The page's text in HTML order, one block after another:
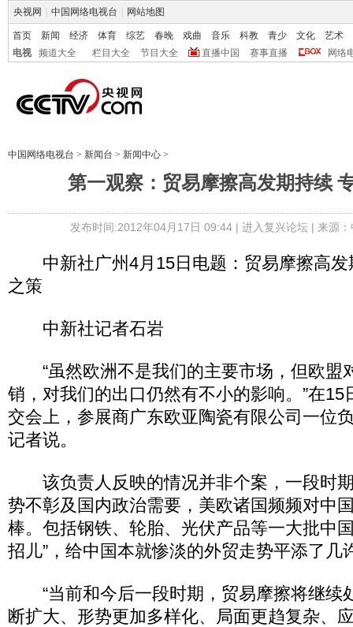
央视网 中国网络电视台 网站地图
首页 新闻 经济 体育 综艺 春晚 戏曲 音乐 科教 青少 文化
艺术
电视
频道大全 栏目大全 节目大全 直播中国 赛事直播 网络
中国网络电视台 > 新闻台 > 新闻中心 >
第一观察：贸易摩擦高发期持续
发布时间:2012年04月17日 09:44 | 进入复兴论坛| 来源
中新社广州4月15日电题：贸易摩擦高发
之策
中新社记者石岩
“虽然欧洲不是我们的主要市场，但欧盟
销，对我们的出口仍然有不小的影响。”在15
交会上，参展商广东欧亚陶瓷有限公司一位
记者说。
该负责人反映的情况并非个案，一段时
势不彰及国内政治需要，美欧诸国频频对中
棒。包括钢铁、轮胎、光伏产品等一大批中
招儿”，给中国本就惨淡的外贸走势平添了几
“当前和今后一段时期，贸易摩擦将继续
断扩大、形势更加多样化、局面更趋复杂、